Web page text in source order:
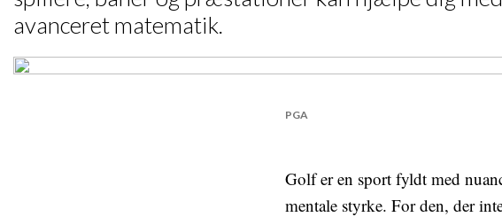
avanceret matematik.
PGA
Golf er en sport fyldt med
mentale styrke. For den, der